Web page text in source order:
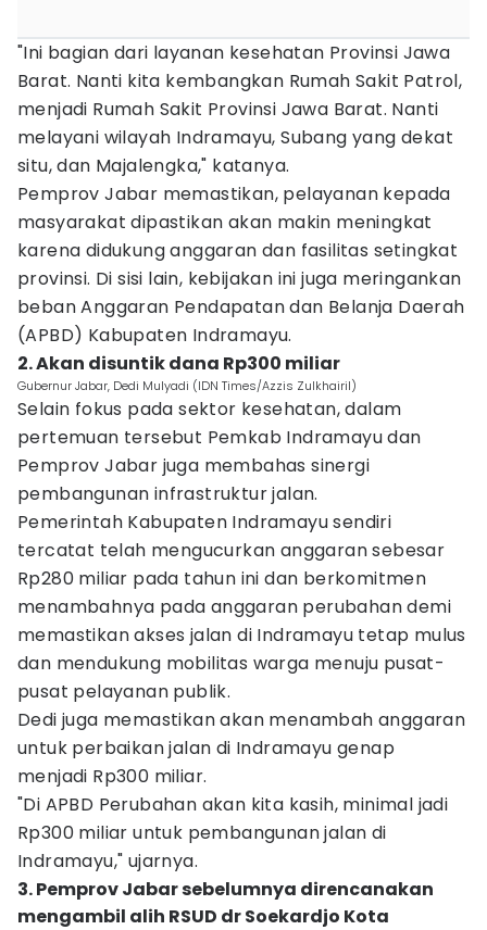
"Ini bagian dari layanan kesehatan Provinsi Jawa
Barat. Nanti kita kembangkan Rumah Sakit Patrol,
menjadi Rumah Sakit Provinsi Jawa Barat. Nanti
melayani wilayah Indramayu, Subang yang dekat
situ, dan Majalengka," katanya.
Pemprov Jabar memastikan, pelayanan kepada
masyarakat dipastikan akan makin meningkat
karena didukung anggaran dan fasilitas setingkat
provinsi. Di sisi lain, kebijakan ini juga meringankan
beban Anggaran Pendapatan dan Belanja Daerah
(APBD) Kabupaten Indramayu.
2. Akan disuntik dana Rp300 miliar
Gubernur Jabar, Dedi Mulyadi (IDN Times/Azzis Zulkhairil)
Selain fokus pada sektor kesehatan, dalam
pertemuan tersebut Pemkab Indramayu dan
Pemprov Jabar juga membahas sinergi
pembangunan infrastruktur jalan.
Pemerintah Kabupaten Indramayu sendiri
tercatat telah mengucurkan anggaran sebesar
Rp280 miliar pada tahun ini dan berkomitmen
menambahnya pada anggaran perubahan demi
memastikan akses jalan di Indramayu tetap mulus
dan mendukung mobilitas warga menuju pusat-
pusat pelayanan publik.
Dedi juga memastikan akan menambah anggaran
untuk perbaikan jalan di Indramayu genap
menjadi Rp300 miliar.
"Di APBD Perubahan akan kita kasih, minimal jadi
Rp300 miliar untuk pembangunan jalan di
Indramayu," ujarnya.
3. Pemprov Jabar sebelumnya direncanakan
mengambil alih RSUD dr Soekardjo Kota